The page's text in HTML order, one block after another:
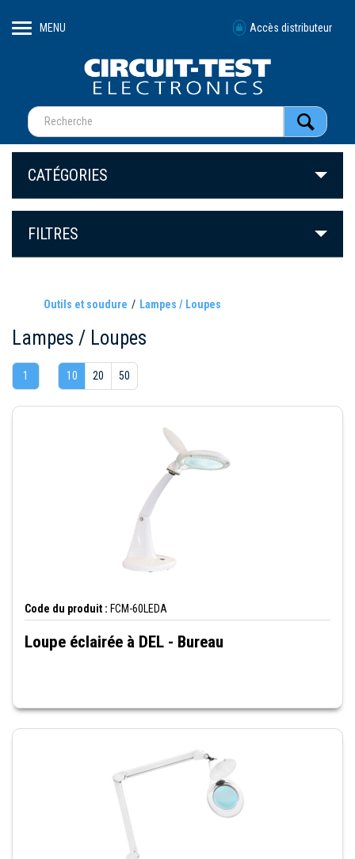
MENU Accès distributeur
CATÉGORIES
FILTRES
Outils et soudure Lampes / Loupes
Lampes / Loupes
1 10 20 50
Code du produit : FCM-60LEDA
Loupe éclairée à DEL - Bureau